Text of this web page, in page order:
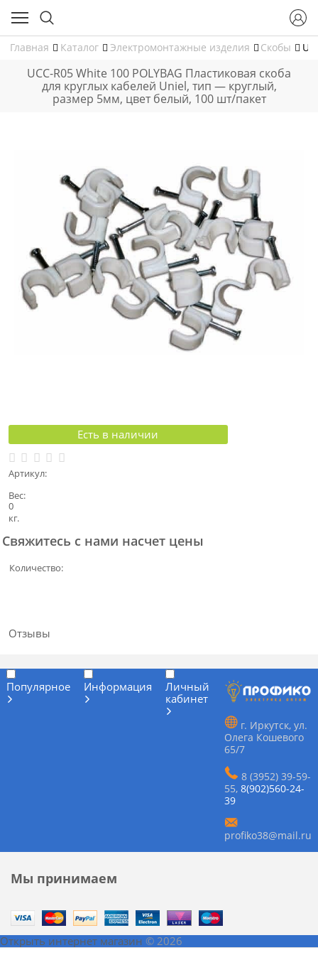
Главная Каталог Электромонтажные изделия Скобы
UCC-R05 White 100 POLYBAG Пластиковая скоба
для круглых кабелей Uniel, тип — круглый,
размер 5мм, цвет белый, 100 шт/пакет
Есть в наличии
Артикул:
Вес:
0
кг.
Свяжитесь с нами насчет цены
Количество:
Отзывы
Популярное Информация
Личный
кабинет
г. Иркутск, ул.
Олега Кошевого
65/7
8 (3952) 39-59-
55, 8(902)560-24-
39
profiko38@mail.ru
Мы принимаем
Открыть интернет магазин © 2026